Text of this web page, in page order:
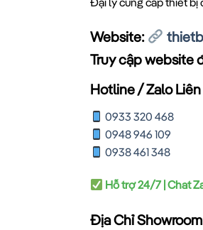
Website:
Truy cập website
Hotline / Zalo
0933 320 468
0948 946 109
0938 461 348
Hỗ trợ 24/7 | Chat
Địa Chỉ